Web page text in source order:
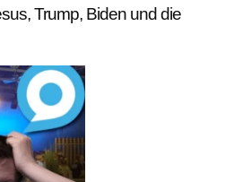
Trump, Biden und die